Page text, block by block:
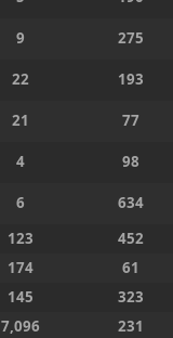
9
275
22
193
21
77
4
98
6
634
123
452
174
61
145
323
7,096
231